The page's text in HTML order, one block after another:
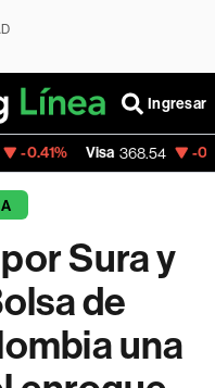
Ingresar
368.54 -0.28%
Sura y
de
una